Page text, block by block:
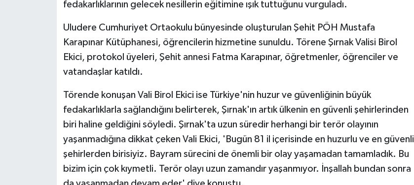
fedakarlıklarının gelecek nesillerin eğitimine ışık tuttuğunu vurguladı.
Uludere Cumhuriyet Ortaokulu bünyesinde oluşturulan Şehit PÖH Mustafa
Karapınar Kütüphanesi, öğrencilerin hizmetine sunuldu. Törene Şırnak Valisi Birol
Ekici, protokol üyeleri, Şehit annesi Fatma Karapınar, öğretmenler, öğrenciler ve
vatandaşlar katıldı.
Törende konuşan Vali Birol Ekici ise Türkiye'nin huzur ve güvenliğinin büyük
fedakarlıklarla sağlandığını belirterek, Şırnak'ın artık ülkenin en güvenli şehirlerinden
biri haline geldiğini söyledi. Şırnak'ta uzun süredir herhangi bir terör olayının
yaşanmadığına dikkat çeken Vali Ekici, 'Bugün 81 il içerisinde en huzurlu ve en güvenli
şehirlerden birisiyiz. Bayram sürecini de önemli bir olay yaşamadan tamamladık. Bu
bizim için çok kıymetli. Terör olayı uzun zamandır yaşanmıyor. İnşallah bundan sonra
KÜLTÜR SANAT
MAGAZİN
POLİTİKA